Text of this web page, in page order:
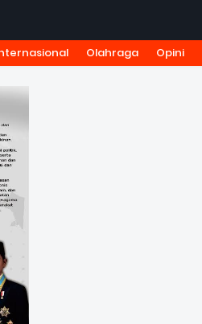
KODE ETIK JURNALISTIK
Olahraga Opini